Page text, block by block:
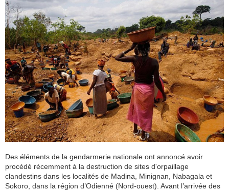
Des éléments de la gendarmerie nationale ont annoncé avoir
procédé récemment à la destruction de sites d'orpaillage
clandestins dans les localités de Madina, Minignan, Nabagala et
Sokoro, dans la région d’Odienné (Nord-ouest). Avant l’arrivée des